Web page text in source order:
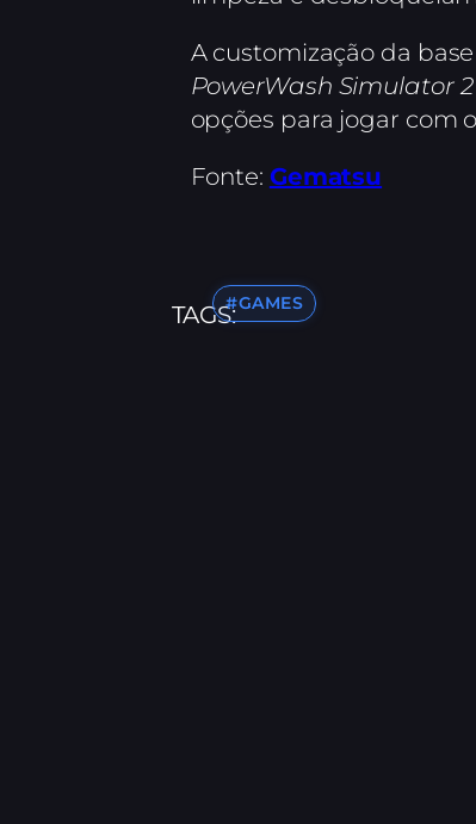
A customização da
PowerWash Simulator 2
opções para jogar com
Fonte: Gematsu
TAGS:#GAMES